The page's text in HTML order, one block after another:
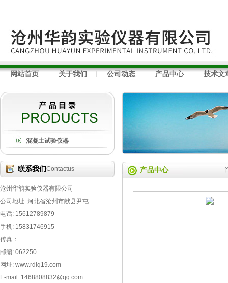
网站首页 关于我们 公司动态 产品中心 技术文
混凝土试验仪器
联系我们Contactus
沧州华韵实验仪器有限公司
公司地址: 河北省沧州市献县尹屯
电话: 15612789879
手机: 15831746915
传真：
邮编: 062250
网址: www.rdlq19.com
E-mail: 1468808832@qq.com
产品中心